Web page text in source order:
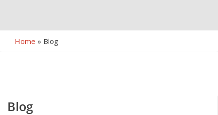
Home » Blog
Blog